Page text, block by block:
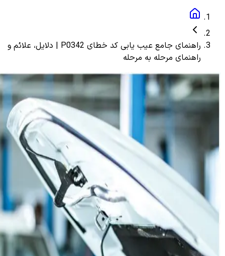
راهنمای جامع عیب یابی کد خطای P0342 | دلایل، علائم و
راهنمای مرحله به مرحله